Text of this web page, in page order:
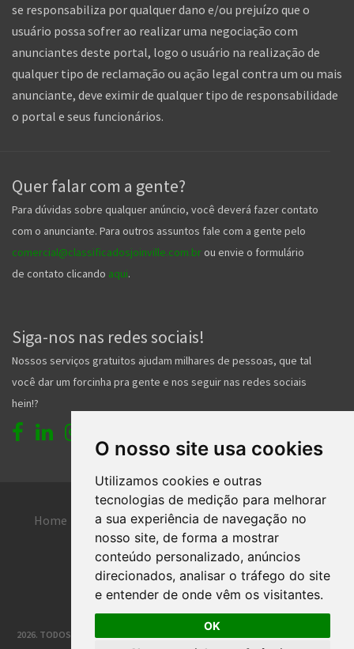
O nosso site usa cookies
Utilizamos cookies e outras
tecnologias de medição para melhorar
a sua experiência de navegação no
nosso site, de forma a mostrar
conteúdo personalizado, anúncios
direcionados, analisar o tráfego do site
e entender de onde vêm os visitantes.
OK
se responsabiliza por qualquer dano e/ou prejuízo que o
usuário possa sofrer ao realizar uma negociação com
anunciantes deste portal, logo o usuário na realização de
qualquer tipo de reclamação ou ação legal contra um ou mais
anunciante, deve eximir de qualquer tipo de responsabilidade
o portal e seus funcionários.
Quer falar com a gente?
Para dúvidas sobre qualquer anúncio, você deverá fazer contato
com o anunciante. Para outros assuntos fale com a gente pelo
comercial@classificadosjoinville.com.br ou envie o formulário
de contato clicando aqui.
Siga-nos nas redes sociais!
Nossos serviços gratuitos ajudam milhares de pessoas, que tal
você dar um forcinha pra gente e nos seguir nas redes sociais
hein!?
Home Entrar Faça seu cadastro
Contato Central de ajuda
Termos de uso Inserir anúncio grátis
2026. TODOS OS DIREITOS RESERVADOS. | DESENVOLVIMENTO E HOSPEDAGEM